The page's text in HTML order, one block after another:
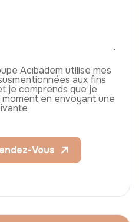
Acıbadem utilise mes
aux fins
je comprends que je
en envoyant une
Vous